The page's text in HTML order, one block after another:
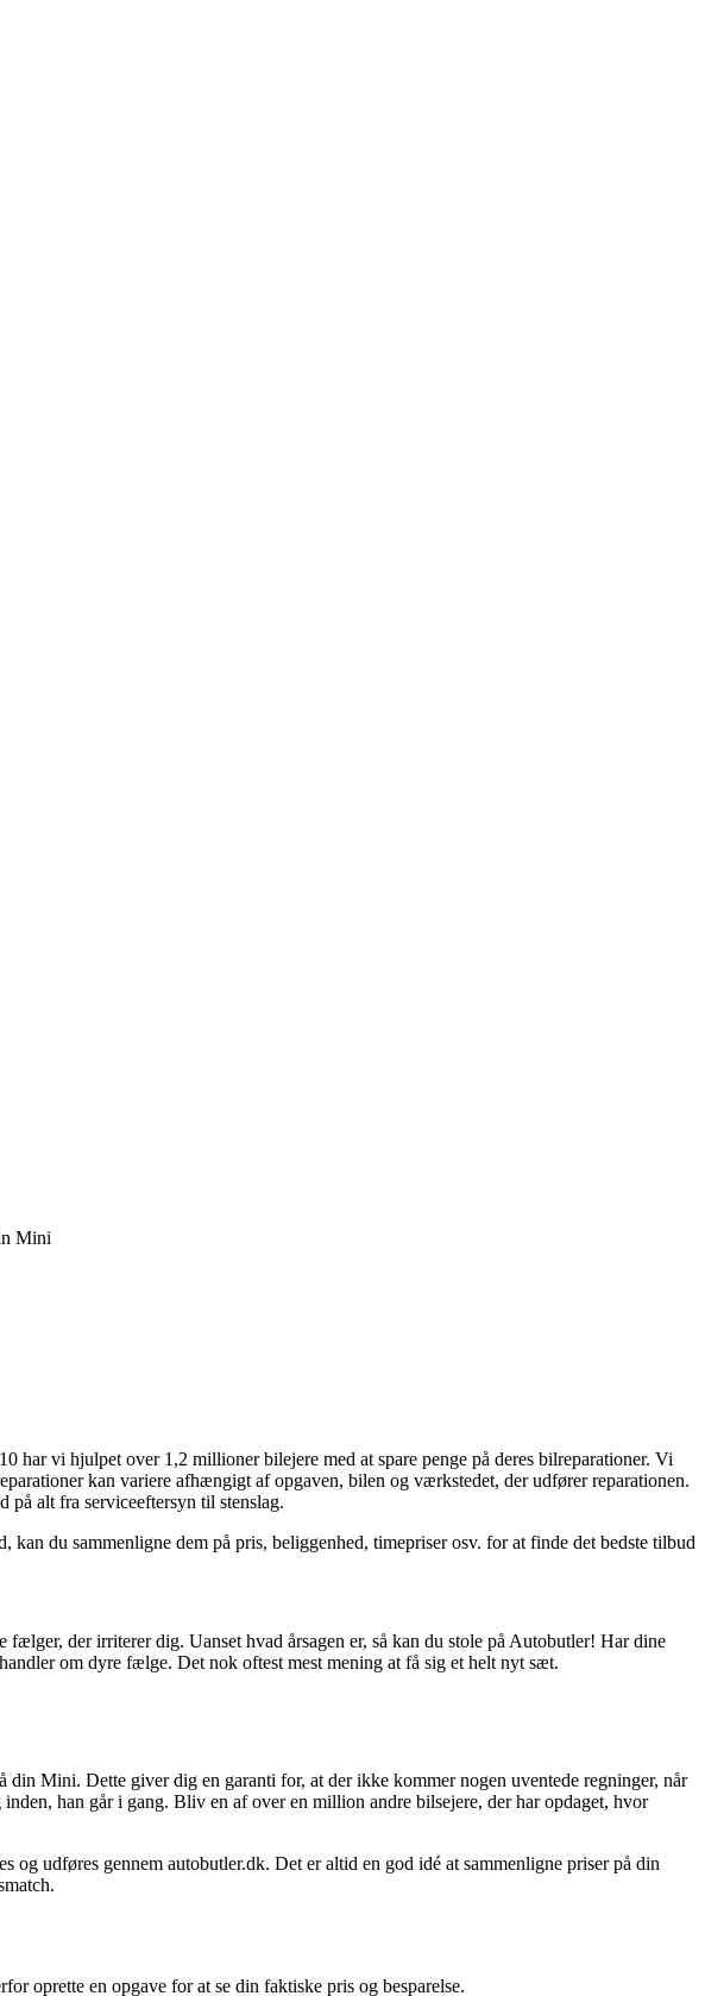
Mini
vi hjulpet over 1,2 millioner bilejere med at spare penge på deres bilreparationer. Vi
kan variere afhængigt af opgaven, bilen og værkstedet, der udfører reparationen.
på alt fra serviceeftersyn til stenslag.
du sammenligne dem på pris, beliggenhed, timepriser osv. for at finde det bedste tilbud
der irriterer dig. Uanset hvad årsagen er, så kan du stole på Autobutler! Har dine
om dyre fælge. Det nok oftest mest mening at få sig et helt nyt sæt.
Mini. Dette giver dig en garanti for, at der ikke kommer nogen uventede regninger, når
han går i gang. Bliv en af over en million andre bilsejere, der har opdaget, hvor
udføres gennem autobutler.dk. Det er altid en god idé at sammenligne priser på din
oprette en opgave for at se din faktiske pris og besparelse.